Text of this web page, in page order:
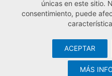
© Observatorio Español de
Aviso legal y
cookies·
únicas en este sitio.
consentimiento, puede
ACEPTAR
MÁS